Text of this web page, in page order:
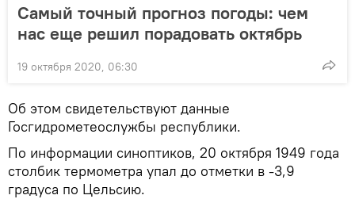
Самый точный прогноз погоды: чем
нас еще решил порадовать октябрь
19 октября 2020, 06:30
Об этом свидетельствуют данные
Госгидрометеослужбы республики.
По информации синоптиков, 20 октября 1949 года
столбик термометра упал до отметки в -3,9
градуса по Цельсию.